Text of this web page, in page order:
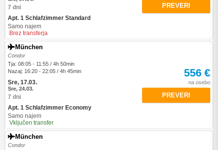
7 dni
Apt. 1 Schlafzimmer Standard
Samo najem
Brez transferja
PREVERI
München
Condor
Tja: 08:05 - 11:55 / 4h 50min
Nazaj: 16:20 - 22:05 / 4h 45min
Sre, 17.03.
Sre, 24.03.
7 dni
Apt. 1 Schlafzimmer Economy
Samo najem
Vključen transfer
556 €
na osebo
PREVERI
München
Condor